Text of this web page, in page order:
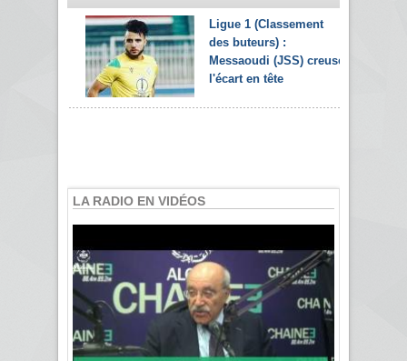
Ligue 1 (Classement
des buteurs) :
Messaoudi (JSS) creuse
l'écart en tête
LA RADIO EN VIDÉOS